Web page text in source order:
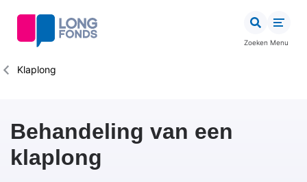
inhoud
Zoeken Menu
Kruimelpad
Klaplong
Behandeling van een
klaplong